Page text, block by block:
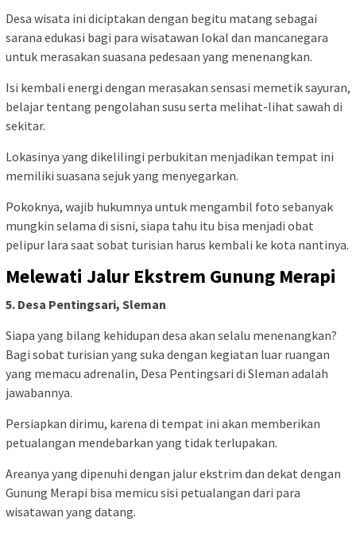
Desa wisata ini diciptakan dengan begitu matang sebagai
sarana edukasi bagi para wisatawan lokal dan mancanegara
untuk merasakan suasana pedesaan yang menenangkan.
Isi kembali energi dengan merasakan sensasi memetik sayuran,
belajar tentang pengolahan susu serta melihat-lihat sawah di
sekitar.
Lokasinya yang dikelilingi perbukitan menjadikan tempat ini
memiliki suasana sejuk yang menyegarkan.
Pokoknya, wajib hukumnya untuk mengambil foto sebanyak
mungkin selama di sisni, siapa tahu itu bisa menjadi obat
pelipur lara saat sobat turisian harus kembali ke kota nantinya.
Melewati Jalur Ekstrem Gunung Merapi
5. Desa Pentingsari, Sleman
Siapa yang bilang kehidupan desa akan selalu menenangkan?
Bagi sobat turisian yang suka dengan kegiatan luar ruangan
yang memacu adrenalin, Desa Pentingsari di Sleman adalah
jawabannya.
Persiapkan dirimu, karena di tempat ini akan memberikan
petualangan mendebarkan yang tidak terlupakan.
Areanya yang dipenuhi dengan jalur ekstrim dan dekat dengan
Gunung Merapi bisa memicu sisi petualangan dari para
wisatawan yang datang.